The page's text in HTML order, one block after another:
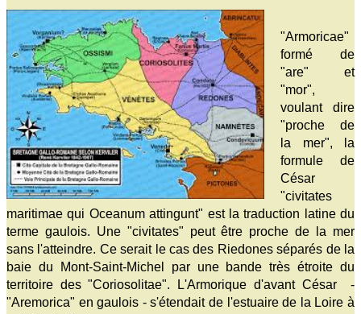
"Armoricae"
formé de
"are" et
"mor",
voulant dire
"proche de
la mer", la
formule de
César
"civitates
maritimae qui Oceanum attingunt" est la traduction latine du
terme gaulois. Une "civitates" peut être proche de la mer
sans l'atteindre. Ce serait le cas des Riedones séparés de la
baie du Mont-Saint-Michel par une bande très étroite du
territoire des "Coriosolitae". L'Armorique d'avant César -
"Aremorica" en gaulois - s'étendait de l'estuaire de la Loire à